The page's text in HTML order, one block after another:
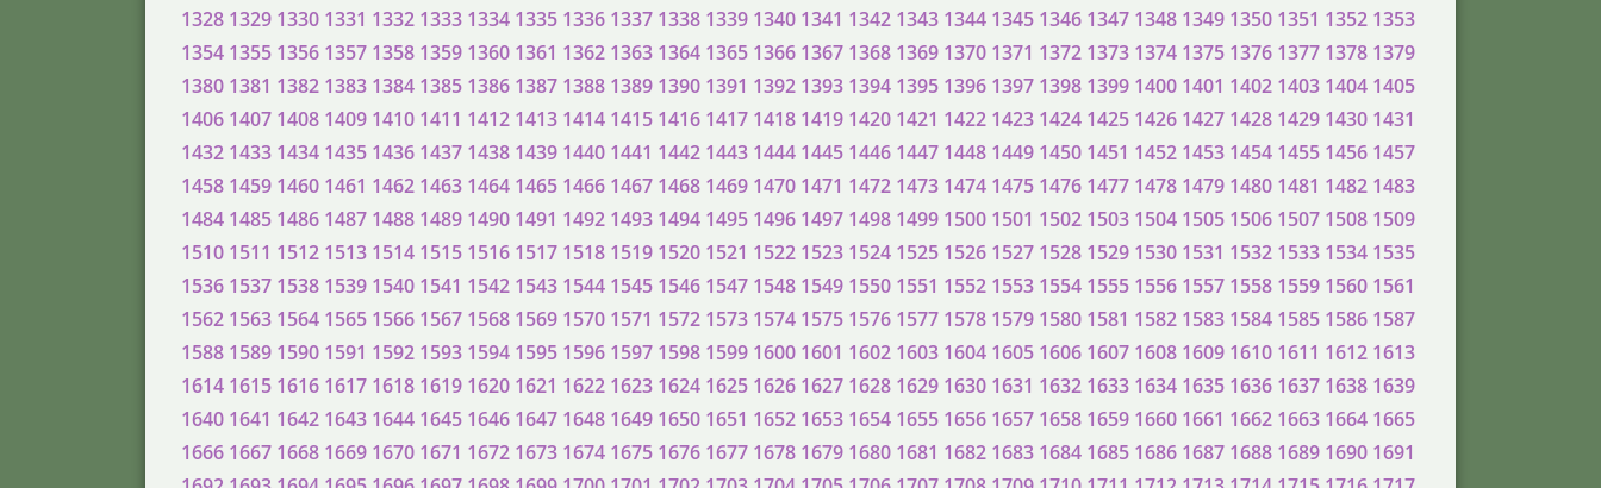
1328 1329 1330 1331 1332 1333 1334 1335 1336 1337 1338 1339 1340 1341 1342 1343 1344 1345 1346 1347 1348 1349 1350 1351 1352 1353
1354 1355 1356 1357 1358 1359 1360 1361 1362 1363 1364 1365 1366 1367 1368 1369 1370 1371 1372 1373 1374 1375 1376 1377 1378 1379
1380 1381 1382 1383 1384 1385 1386 1387 1388 1389 1390 1391 1392 1393 1394 1395 1396 1397 1398 1399 1400 1401 1402 1403 1404 1405
1406 1407 1408 1409 1410 1411 1412 1413 1414 1415 1416 1417 1418 1419 1420 1421 1422 1423 1424 1425 1426 1427 1428 1429 1430 1431
1432 1433 1434 1435 1436 1437 1438 1439 1440 1441 1442 1443 1444 1445 1446 1447 1448 1449 1450 1451 1452 1453 1454 1455 1456 1457
1458 1459 1460 1461 1462 1463 1464 1465 1466 1467 1468 1469 1470 1471 1472 1473 1474 1475 1476 1477 1478 1479 1480 1481 1482 1483
1484 1485 1486 1487 1488 1489 1490 1491 1492 1493 1494 1495 1496 1497 1498 1499 1500 1501 1502 1503 1504 1505 1506 1507 1508 1509
1510 1511 1512 1513 1514 1515 1516 1517 1518 1519 1520 1521 1522 1523 1524 1525 1526 1527 1528 1529 1530 1531 1532 1533 1534 1535
1536 1537 1538 1539 1540 1541 1542 1543 1544 1545 1546 1547 1548 1549 1550 1551 1552 1553 1554 1555 1556 1557 1558 1559 1560 1561
1562 1563 1564 1565 1566 1567 1568 1569 1570 1571 1572 1573 1574 1575 1576 1577 1578 1579 1580 1581 1582 1583 1584 1585 1586 1587
1588 1589 1590 1591 1592 1593 1594 1595 1596 1597 1598 1599 1600 1601 1602 1603 1604 1605 1606 1607 1608 1609 1610 1611 1612 1613
1614 1615 1616 1617 1618 1619 1620 1621 1622 1623 1624 1625 1626 1627 1628 1629 1630 1631 1632 1633 1634 1635 1636 1637 1638 1639
1640 1641 1642 1643 1644 1645 1646 1647 1648 1649 1650 1651 1652 1653 1654 1655 1656 1657 1658 1659 1660 1661 1662 1663 1664 1665
1666 1667 1668 1669 1670 1671 1672 1673 1674 1675 1676 1677 1678 1679 1680 1681 1682 1683 1684 1685 1686 1687 1688 1689 1690 1691